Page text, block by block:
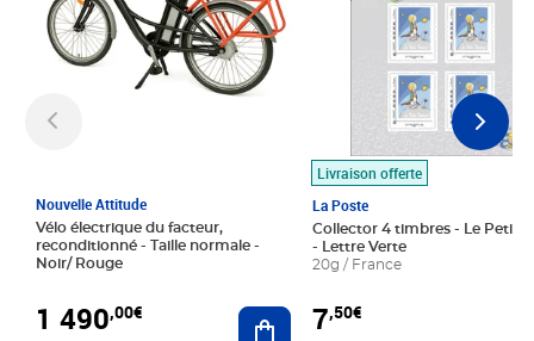
Nouvelle Attitude
Vélo électrique du facteur,
reconditionné - Taille normale -
Noir/ Rouge
1 490,00€ Ajouter au panier
Livraison offerte
La Poste
Collector 4 timbres - Le Petit
- Lettre Verte
20g / France
7,50€